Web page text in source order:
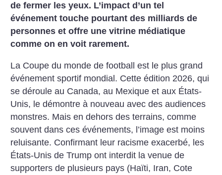
de fermer les yeux. L’impact d’un tel
événement touche pourtant des milliards de
personnes et offre une vitrine médiatique
comme on en voit rarement.
La Coupe du monde de football est le plus grand
événement sportif mondial. Cette édition 2026, qui
se déroule au Canada, au Mexique et aux États-
Unis, le démontre à nouveau avec des audiences
­monstres. Mais en dehors des terrains, comme
souvent dans ces événements, l’image est moins
reluisante. Confirmant leur racisme exacerbé, les
États-Unis de Trump ont interdit la venue de
supporters de plusieurs pays (Haïti, Iran, Cote